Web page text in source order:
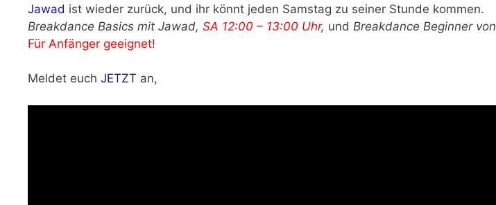
Jawad ist wieder zurück, und ihr könnt jeden Samstag zu seiner Stunde kommen.
Breakdance Basics mit Jawad, SA 12:00 – 13:00 Uhr, und Breakdance Beginner von
Für Anfänger geeignet!
Meldet euch JETZT an,